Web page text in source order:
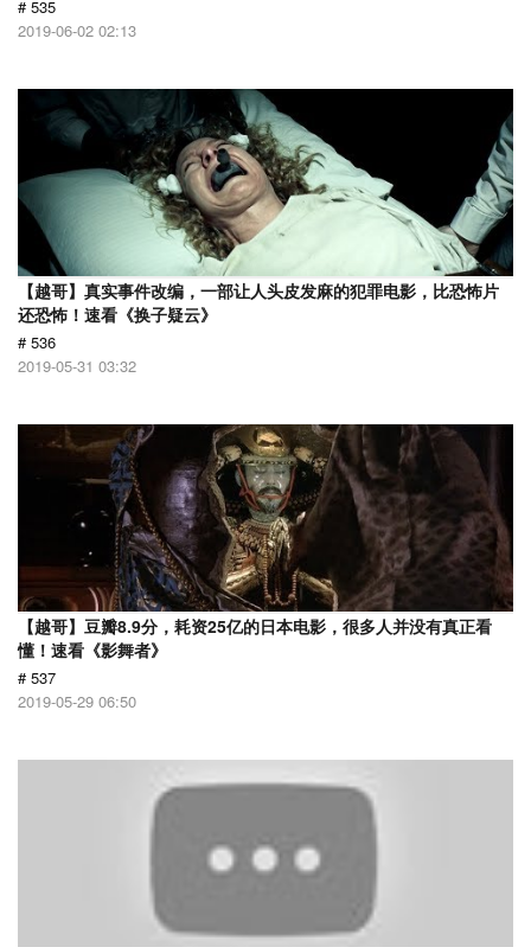
# 535
2019-06-02 02:13
【越哥】真实事件改编，一部让人头皮发麻的犯罪电影，比恐怖片
还恐怖！速看《换子疑云》
# 536
2019-05-31 03:32
【越哥】豆瓣8.9分，耗资25亿的日本电影，很多人并没有真正看
懂！速看《影舞者》
# 537
2019-05-29 06:50